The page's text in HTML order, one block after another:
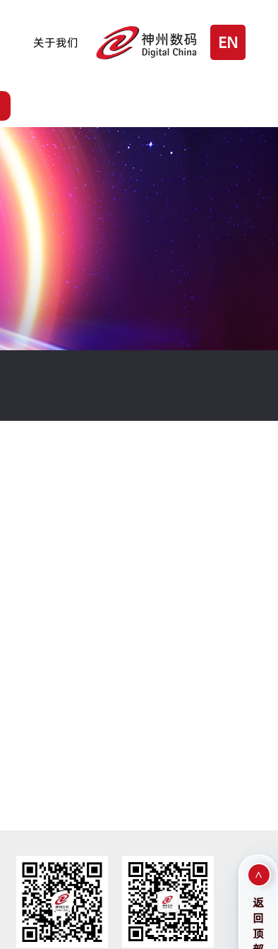
关于我们 EN
返
回
顶
>